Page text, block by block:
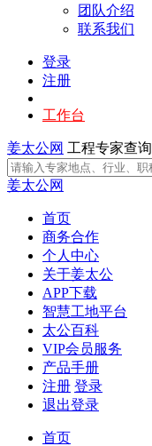
团队介绍
联系我们
登录
注册
工作台
姜太公网 工程专家查询
姜太公网
首页
商务合作
个人中心
关于姜太公
APP下载
智慧工地平台
太公百科
VIP会员服务
产品手册
注册 登录
退出登录
首页